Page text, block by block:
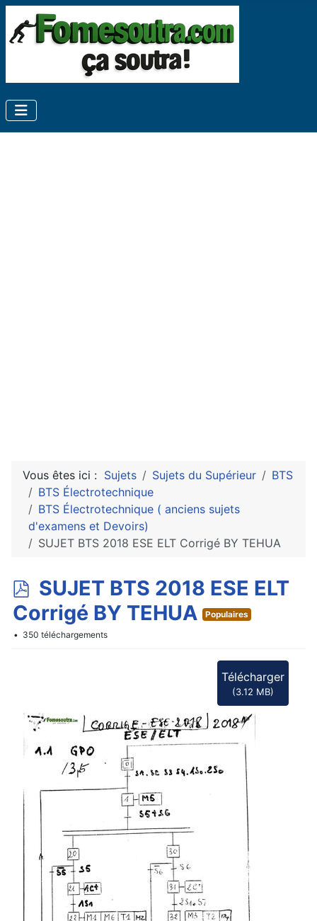
Vous êtes ici : Sujets Sujets du Supérieur
BTS
BTS Électrotechnique
BTS Électrotechnique ( anciens sujets
d'examens et Devoirs)
SUJET BTS 2018 ESE ELT Corrigé BY TEHUA
p
d
f
SUJET BTS 2018 ESE ELT
Corrigé BY TEHUA
Populaires
350 téléchargements
Télécharger
(3.12 MB)